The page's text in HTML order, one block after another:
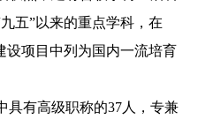
五”以来的重点学科，在
设项目中列为国内一流培育
具有高级职称的37人，专兼